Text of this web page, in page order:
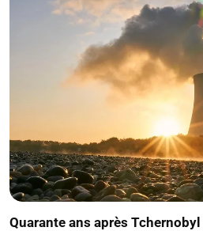
Quarante ans après